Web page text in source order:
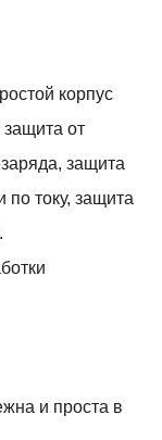
корпус
от
защита
по току, защита
и проста в